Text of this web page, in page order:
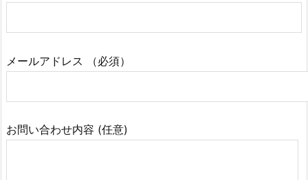
メールアドレス （必須）
お問い合わせ内容 (任意)